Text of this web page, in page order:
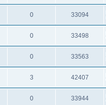
0 33094
0 33498
0 33563
3 42407
0 33944